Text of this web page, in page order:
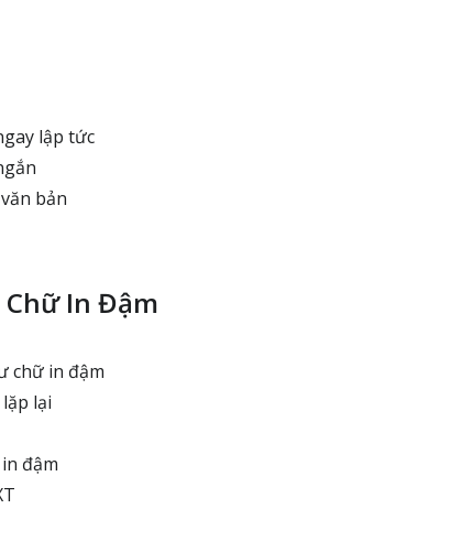
lập tức
bản
Chữ In Đậm
chữ in đậm
lại
đậm